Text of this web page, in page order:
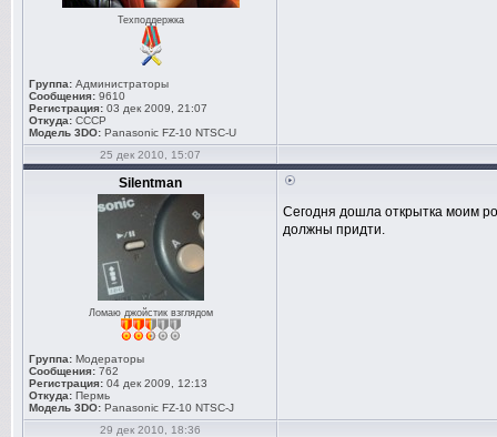
Техподдержка
Группа: Администраторы
Сообщения: 9610
Регистрация: 03 дек 2009, 21:07
Откуда: СССР
Модель 3DO: Panasonic FZ-10 NTSC-U
25 дек 2010, 15:07
Silentman
Ломаю джойстик взглядом
Группа: Модераторы
Сообщения: 762
Регистрация: 04 дек 2009, 12:13
Откуда: Пермь
Модель 3DO: Panasonic FZ-10 NTSC-J
Сегодня дошла открытка моим
должны придти.
29 дек 2010, 18:36